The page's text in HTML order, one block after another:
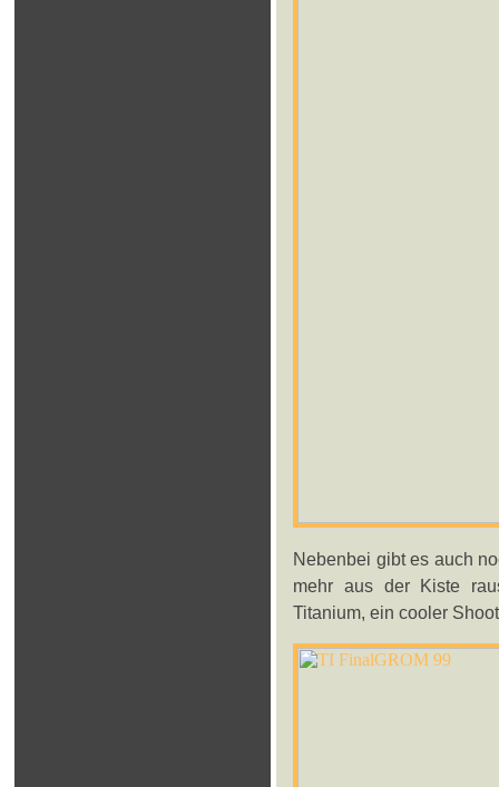
Nebenbei gibt es auch
mehr aus der Kiste
Titanium, ein cooler